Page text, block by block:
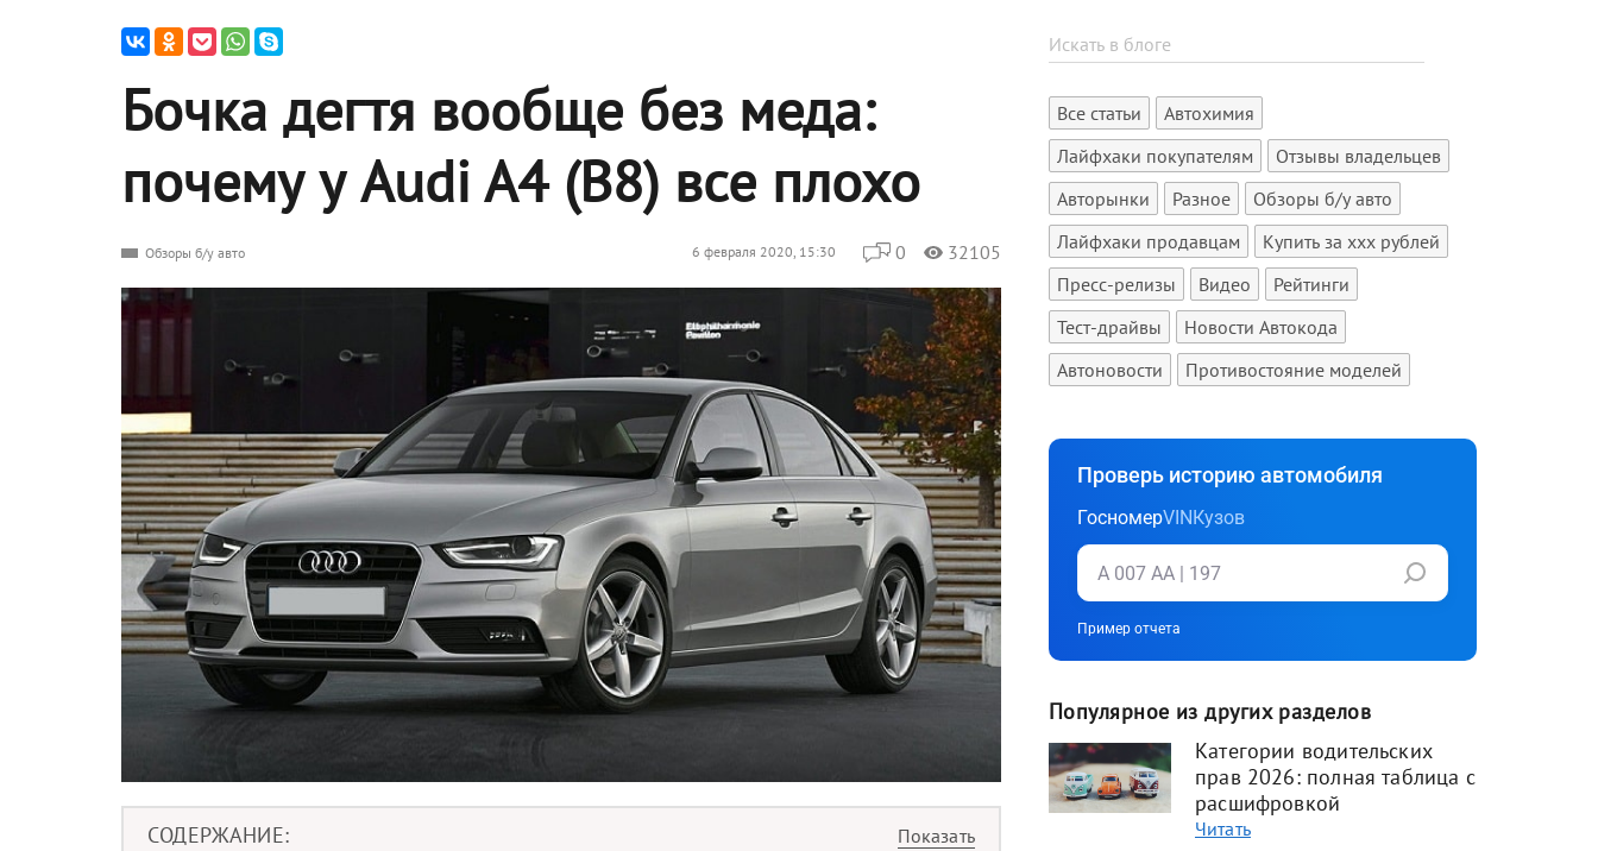
Бочка дегтя вообще без меда:
почему у Audi A4 (B8) все плохо
Обзоры б/у авто 6 февраля 2020, 15:30 0 32105
СОДЕРЖАНИЕ
Все статьи
Автохимия
Лайфхаки покупателям
Отзывы владельцев
Авторынки
Разное
Обзоры б/у авто
Лайфхаки продавцам
Купить за xxx рублей
Пресс-релизы
Видео
Рейтинги
Тест-драйвы
Новости Автокода
Автоновости
Противостояние моделей
Проверь историю автомобиля
ГосномерVINКузов
Пример отчета
Популярное из других разделов
Категории водительских
прав 2026: полная таблица с
расшифровкой
Читать